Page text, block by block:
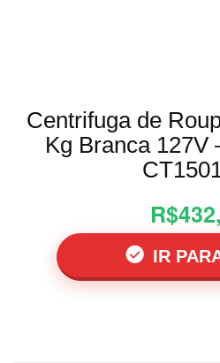
Centrifuga de
Kg Branca 127V
IR